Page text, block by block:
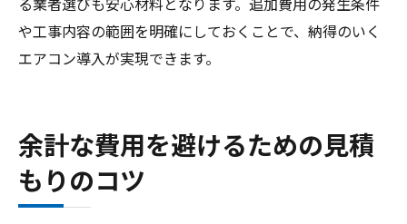
や工事内容の範囲を明確にしておくことで、納得のいく
エアコン導入が実現できます。
余計な費用を避けるための見積
もりのコツ